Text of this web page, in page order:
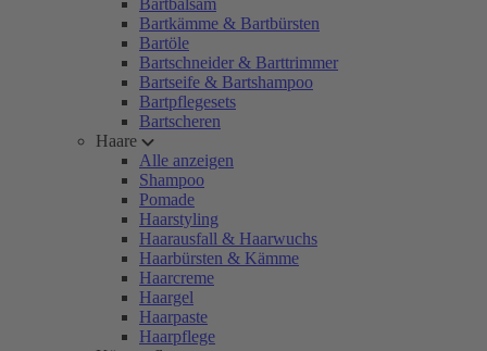
Bartbalsam
Bartkämme & Bartbürsten
Bartöle
Bartschneider & Barttrimmer
Bartseife & Bartshampoo
Bartpflegesets
Bartscheren
Haare
Alle anzeigen
Shampoo
Pomade
Haarstyling
Haarausfall & Haarwuchs
Haarbürsten & Kämme
Haarcreme
Haargel
Haarpaste
Haarpflege